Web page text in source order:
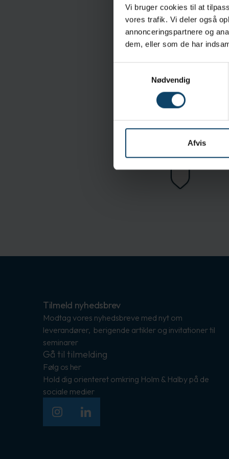
Vi bruger cookies til at
vores trafik. Vi deler også
annonceringspartnere og
dem, eller som de har
Nødvendig
Afvis
Anvendelse
Øget alsidighed:
muliggør brug af tre
Renrumsklassificering:
Materiale:
Sterilitet:
Standarder
EN ISO 21420:2020
Tilmeld nyhedsbrev
Modtag vores nyhedsbreve med nyt om
leverandører, berigende artikler og invitationer til
seminarer
Gå til tilmelding
Følg os her
Hold dig orienteret omkring Holm & Halby på de
sociale medier
InstagramLinkedIn